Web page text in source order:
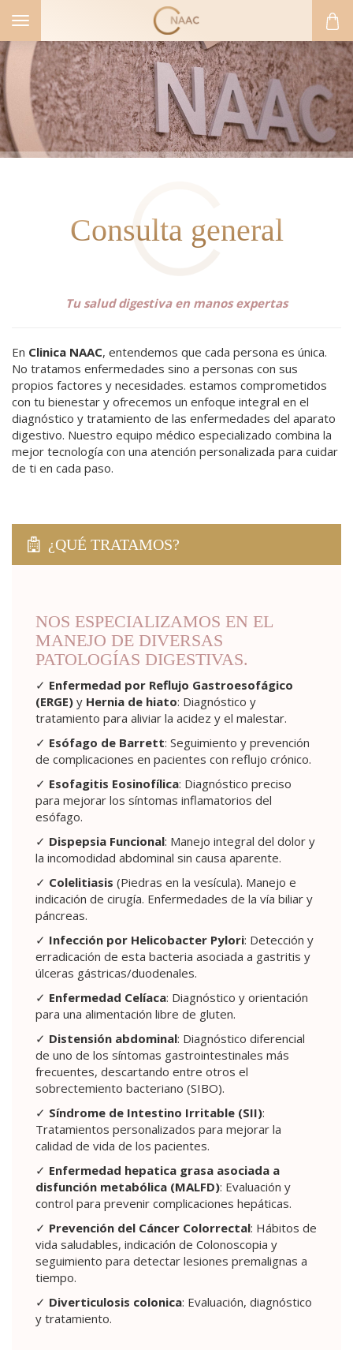
Toggle
navigation
Consulta general
Tu salud digestiva en manos expertas
En Clinica NAAC, entendemos que cada persona es única.
No tratamos enfermedades sino a personas con sus
propios factores y necesidades. estamos comprometidos
con tu bienestar y ofrecemos un enfoque integral en el
diagnóstico y tratamiento de las enfermedades del aparato
digestivo. Nuestro equipo médico especializado combina la
mejor tecnología con una atención personalizada para cuidar
de ti en cada paso.
¿QUÉ TRATAMOS?
NOS ESPECIALIZAMOS EN EL
MANEJO DE DIVERSAS
PATOLOGÍAS DIGESTIVAS.
✓ Enfermedad por Reflujo Gastroesofágico
(ERGE) y Hernia de hiato: Diagnóstico y
tratamiento para aliviar la acidez y el malestar.
✓ Esófago de Barrett: Seguimiento y prevención
de complicaciones en pacientes con reflujo crónico.
✓ Esofagitis Eosinofílica: Diagnóstico preciso
para mejorar los síntomas inflamatorios del
esófago.
✓ Dispepsia Funcional: Manejo integral del dolor y
la incomodidad abdominal sin causa aparente.
✓ Colelitiasis (Piedras en la vesícula). Manejo e
indicación de cirugía. Enfermedades de la vía biliar y
páncreas.
✓ Infección por Helicobacter Pylori: Detección y
erradicación de esta bacteria asociada a gastritis y
úlceras gástricas/duodenales.
✓ Enfermedad Celíaca: Diagnóstico y orientación
para una alimentación libre de gluten.
✓ Distensión abdominal: Diagnóstico diferencial
de uno de los síntomas gastrointestinales más
frecuentes, descartando entre otros el
sobrectemiento bacteriano (SIBO).
✓ Síndrome de Intestino Irritable (SII):
Tratamientos personalizados para mejorar la
calidad de vida de los pacientes.
✓ Enfermedad hepatica grasa asociada a
disfunción metabólica (MALFD): Evaluación y
control para prevenir complicaciones hepáticas.
✓ Prevención del Cáncer Colorrectal: Hábitos de
vida saludables, indicación de Colonoscopia y
seguimiento para detectar lesiones premalignas a
tiempo.
✓ Diverticulosis colonica: Evaluación, diagnóstico
y tratamiento.